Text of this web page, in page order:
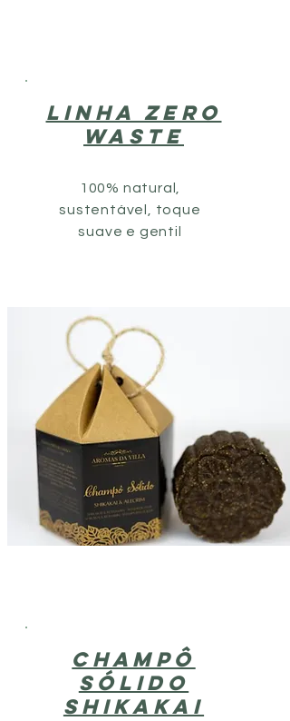
LINHA ZERO
WASTE
100% natural,
sustentável, toque
suave e gentil
CHAMpÔ
SÓLIDO
SHIKAKAI